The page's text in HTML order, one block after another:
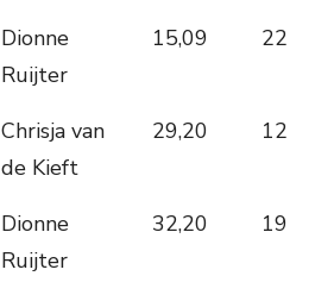
Dionne
Ruijter
15,09 22
Chrisja van
de Kieft
29,20 12
Dionne
Ruijter
32,20 19